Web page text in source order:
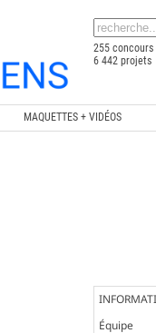
255
6 442 projets
MAQUETTES + VIDÉOS
Équipe